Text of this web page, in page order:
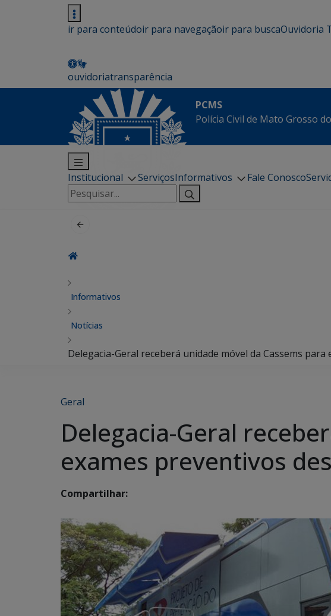
ir para conteúdoir para navegaçãoir para buscaOuvidoria
ouvidoriatransparência
PCMS
Polícia Civil de Mato Grosso
Institucional ServiçosInformativos Fale Conosco
Pesquisar
por:
Informativos
Notícias
Delegacia-Geral receberá unidade móvel da Cassems
Geral
Delegacia-Geral
exames preventivos
Compartilhar: